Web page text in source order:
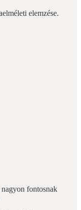
elemzése.
fontosnak